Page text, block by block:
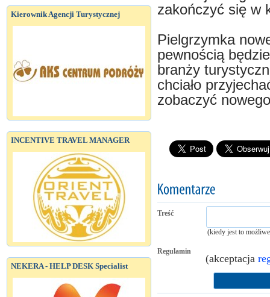
Kierownik Agencji Turystycznej
INCENTIVE TRAVEL MANAGER
NEKERA - HELP DESK Specialist
zakończyć się w
Pielgrzymka
pewnością
branży
chciało
zobaczyć
Treść
(kiedy jest to
Regulamin
(akceptacja